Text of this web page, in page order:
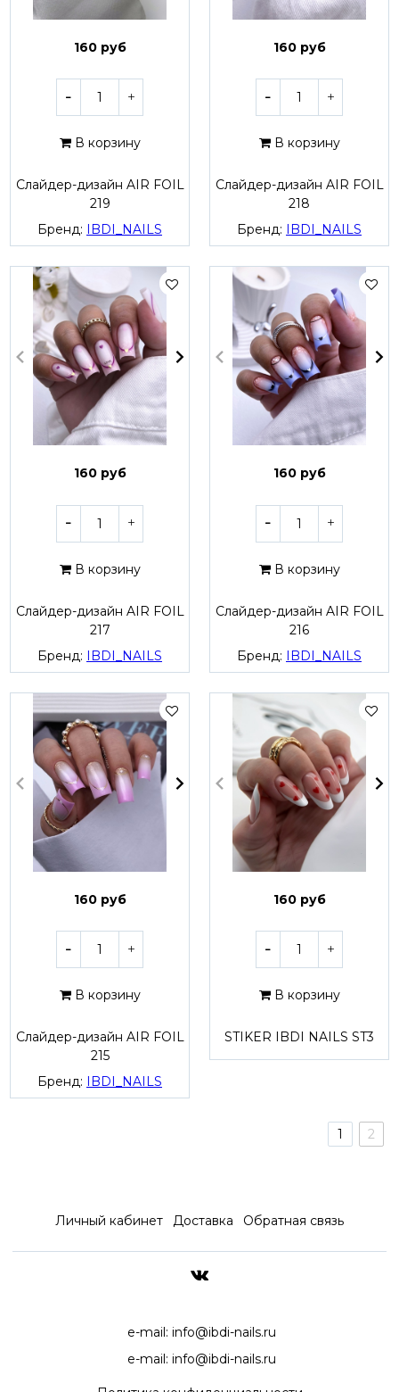
160 руб
В корзину
Слайдер-дизайн AIR FOIL
219
Бренд: IBDI_NAILS
160 руб
В корзину
Слайдер-дизайн AIR FOIL
218
Бренд: IBDI_NAILS
160 руб
В корзину
Слайдер-дизайн AIR FOIL
217
Бренд: IBDI_NAILS
160 руб
В корзину
Слайдер-дизайн AIR FOIL
216
Бренд: IBDI_NAILS
160 руб
В корзину
Слайдер-дизайн AIR FOIL
215
Бренд: IBDI_NAILS
160 руб
В корзину
STIKER IBDI NAILS ST3
1 2
Личный кабинет Доставка Обратная связь
e-mail: info@ibdi-nails.ru
e-mail: info@ibdi-nails.ru